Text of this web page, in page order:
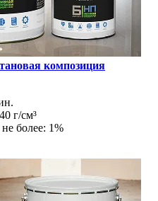
композиция
г/см³
более: 1%